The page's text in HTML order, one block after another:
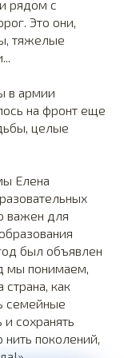
рядом с
Это они,
тяжелые
в армии
на фронт еще
целые
Елена
важен для
был объявлен
мы понимаем,
как
семейные
сохранять
поколений,